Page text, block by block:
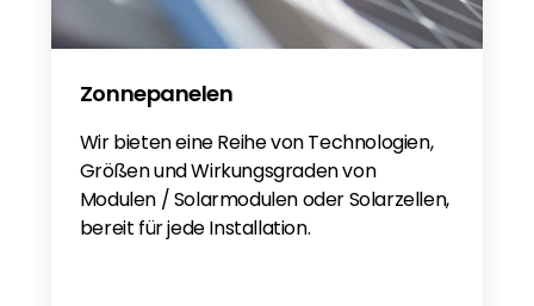
Zonnepanelen
Wir bieten eine Reihe von Technologien,
Größen und Wirkungsgraden von
Modulen / Solarmodulen oder Solarzellen,
bereit für jede Installation.